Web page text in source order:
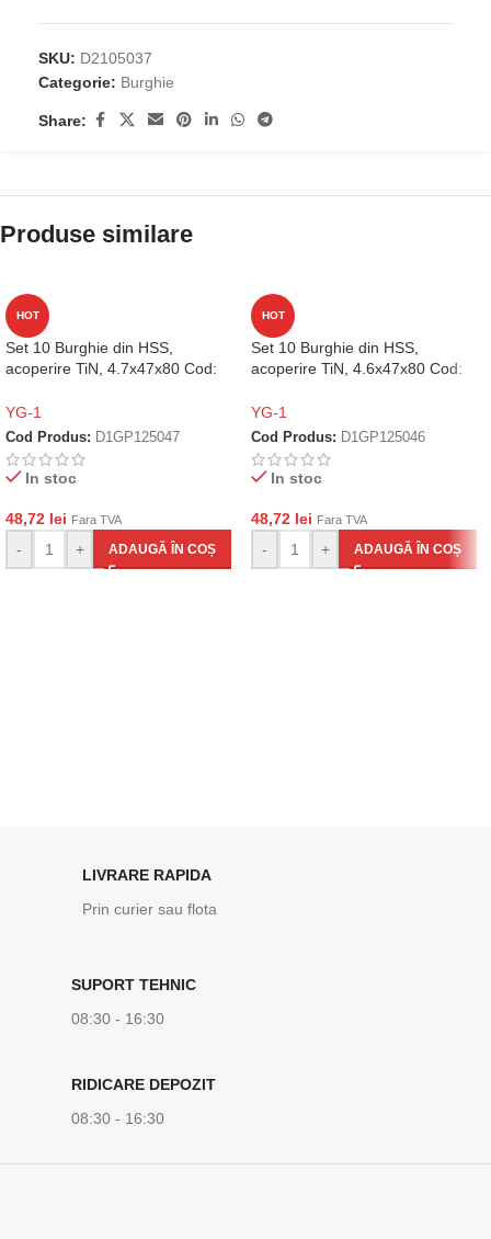
SKU: D2105037
Categorie: Burghie
Share:
Produse similare
HOT
Set 10 Burghie din HSS,
acoperire TiN, 4.7x47x80 Cod:
YG-1
Cod Produs: D1GP125047
In stoc
48,72 lei Fara TVA
- + ADAUGĂ ÎN COȘ
HOT
Set 10 Burghie din HSS,
acoperire TiN, 4.6x47x80 Cod:
YG-1
Cod Produs: D1GP125046
In stoc
48,72 lei Fara TVA
- + ADAUGĂ ÎN COȘ
LIVRARE RAPIDA
Prin curier sau flota
SUPORT TEHNIC
08:30 - 16:30
RIDICARE DEPOZIT
08:30 - 16:30